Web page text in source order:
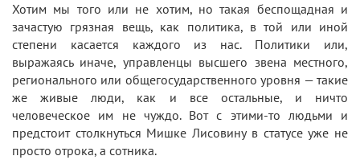
Хотим мы того или не хотим, но такая беспощадная и
зачастую грязная вещь, как политика, в той или иной
степени касается каждого из нас. Политики или,
выражаясь иначе, управленцы высшего звена местного,
регионального или общегосударственного уровня — такие
же живые люди, как и все остальные, и ничто
человеческое им не чуждо. Вот с этими-то людьми и
предстоит столкнуться Мишке Лисовину в статусе уже не
просто отрока, а сотника.